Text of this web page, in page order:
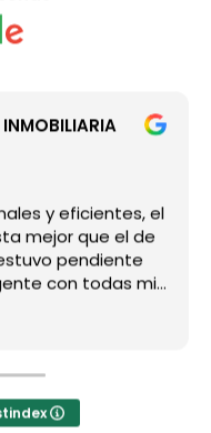
y eficientes, el
mejor que el de
pendiente
con todas mis
a nosotros nos